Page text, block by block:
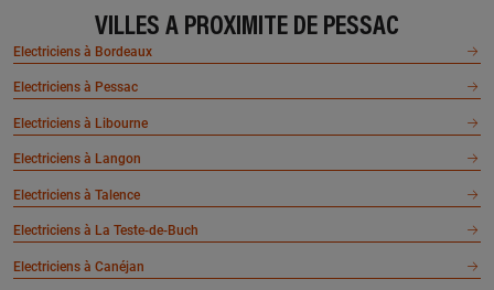
VILLES À PROXIMITÉ DE PESSAC
Electriciens à Bordeaux
Electriciens à Pessac
Electriciens à Libourne
Electriciens à Langon
Electriciens à Talence
Electriciens à La Teste-de-Buch
Electriciens à Canéjan